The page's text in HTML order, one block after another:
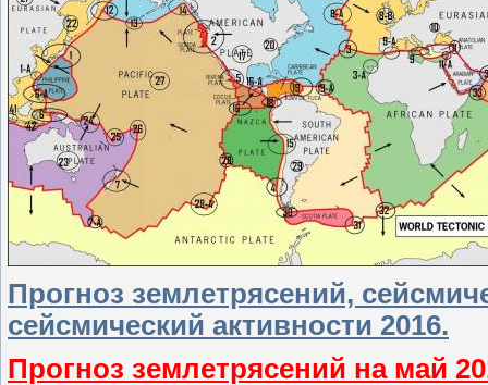
Прогноз землетрясений,
сейсмический активности 2016.
Прогноз землетрясений на май